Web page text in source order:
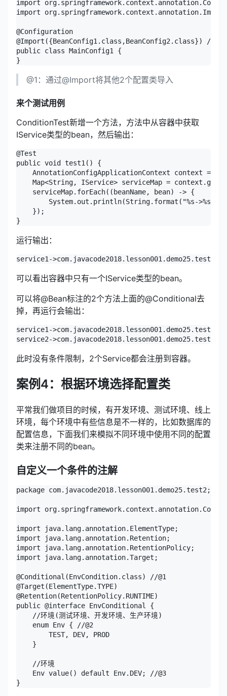
import
import
@Configuration
@Import({BeanConfig1.class,BeanConfig2.class}) //@1
public class MainConfig1 {
@1：通过@Import将其他2个配置类导入
来个测试用例
ConditionTest新增一个方法，方法中从容器中获取
IService类型的bean，然后输出：
@Test
public void test1() {
AnnotationConfigApplicationContext context =
Map<String, IService> serviceMap =
serviceMap.forEach((beanName, bean) -> {
System.out.println(String.format("%s->%s",
});
运行输出：
可以看出容器中只有一个IService类型的bean。
可以将@Bean标注的2个方法上面的@Conditional去
掉，再运行会输出：
service1-
此时没有条件限制，2个Service都会注册到容器。
案例4：根据环境选择配置类
平常我们做项目的时候，有开发环境、测试环境、线上
环境，每个环境中有些信息是不一样的，比如数据库的
配置信息，下面我们来模拟不同环境中使用不同的配置
类来注册不同的bean。
自定义一个条件的注解
package com.javacode2018.lesson001.demo25.test2;
import
import java.lang.annotation.ElementType;
import java.lang.annotation.Retention;
import java.lang.annotation.RetentionPolicy;
import java.lang.annotation.Target;
@Conditional(EnvCondition.class) //@1
@Target(ElementType.TYPE)
@Retention(RetentionPolicy.RUNTIME)
public @interface EnvConditional {
//环境(测试环境、开发环境、生产环境)
enum Env { //@2
TEST, DEV, PROD
}
//环境
Env value() default Env.DEV; //@3